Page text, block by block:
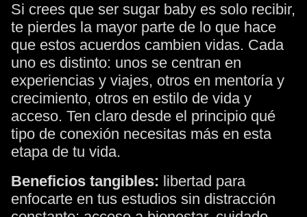
Si crees que ser sugar baby es solo recibir,
te pierdes la mayor parte de lo que hace
que estos acuerdos cambien vidas. Cada
uno es distinto: unos se centran en
experiencias y viajes, otros en mentoría y
crecimiento, otros en estilo de vida y
acceso. Ten claro desde el principio qué
tipo de conexión necesitas más en esta
etapa de tu vida.
Beneficios tangibles: libertad para
enfocarte en tus estudios sin distracción